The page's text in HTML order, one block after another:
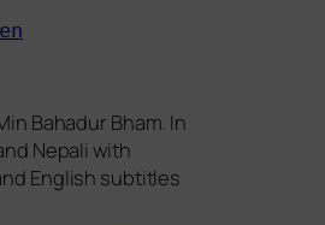
Bahadur Bham. In
Nepali with
English subtitles